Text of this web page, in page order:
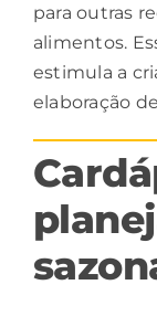
para outras
alimentos.
estimula a
elaboração